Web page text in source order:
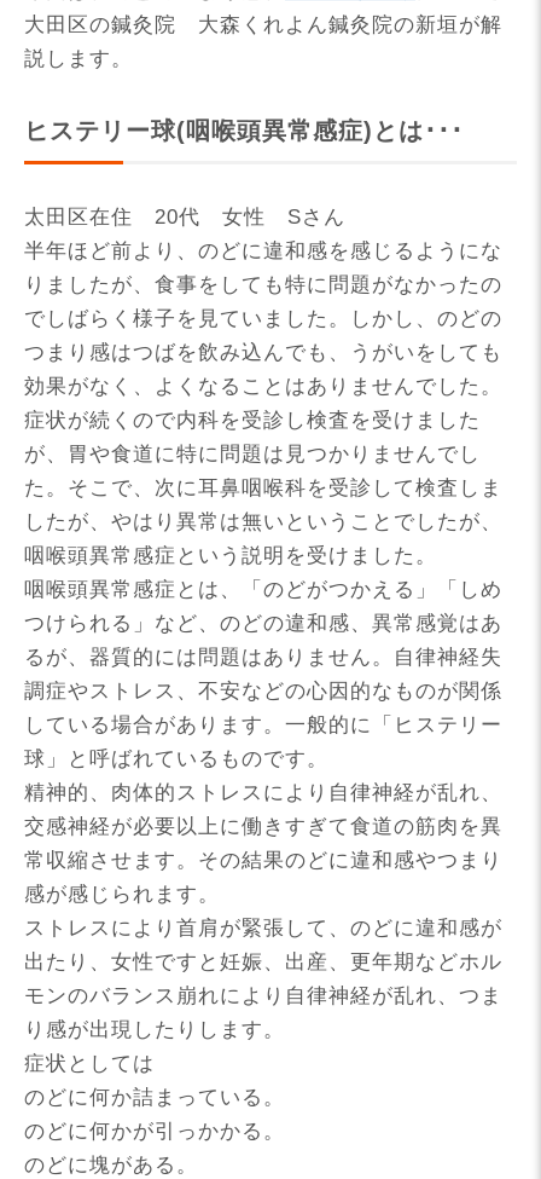
大田区の鍼灸院 大森くれよん鍼灸院の新垣が解
説します。
ヒステリー球(咽喉頭異常感症)とは･･･
太田区在住 20代 女性 Sさん
半年ほど前より、のどに違和感を感じるようにな
りましたが、食事をしても特に問題がなかったの
でしばらく様子を見ていました。しかし、のどの
つまり感はつばを飲み込んでも、うがいをしても
効果がなく、よくなることはありませんでした。
症状が続くので内科を受診し検査を受けました
が、胃や食道に特に問題は見つかりませんでし
た。そこで、次に耳鼻咽喉科を受診して検査しま
したが、やはり異常は無いということでしたが、
咽喉頭異常感症という説明を受けました。
咽喉頭異常感症とは、「のどがつかえる」「しめ
つけられる」など、のどの違和感、異常感覚はあ
るが、器質的には問題はありません。自律神経失
調症やストレス、不安などの心因的なものが関係
している場合があります。一般的に「ヒステリー
球」と呼ばれているものです。
精神的、肉体的ストレスにより自律神経が乱れ、
交感神経が必要以上に働きすぎて食道の筋肉を異
常収縮させます。その結果のどに違和感やつまり
感が感じられます。
ストレスにより首肩が緊張して、のどに違和感が
出たり、女性ですと妊娠、出産、更年期などホル
モンのバランス崩れにより自律神経が乱れ、つま
り感が出現したりします。
症状としては
のどに何か詰まっている。
のどに何かが引っかかる。
のどに塊がある。